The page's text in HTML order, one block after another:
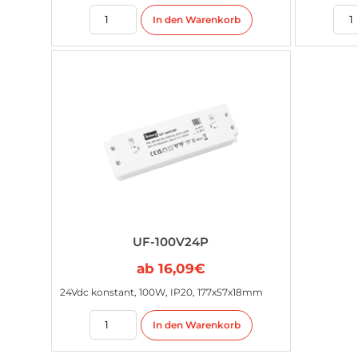
In den Warenkorb
UF-100V24P
ab 16,09€
24Vdc konstant, 100W, IP20, 177x57x18mm
In den Warenkorb